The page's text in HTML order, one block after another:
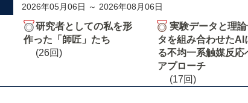
2026年05月06日 ～ 2026年08月06日
研究者としての私を形
作った「師匠」たち
(26回)
実験データと理
タを組み合わせたAI
る不均一系触媒反応
アプローチ
(17回)